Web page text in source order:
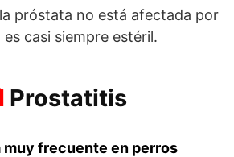
próstata no está afectada por
casi siempre estéril.
Prostatitis
muy frecuente en perros